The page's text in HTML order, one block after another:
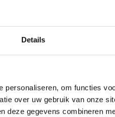
Details
om functies
over uw gebruik van onze
deze gegevens combineren
en fascinerende eilanden:
pieken en koloniale
een ansichtkaart – elke
voor wie houdt van
in één onvergetelijk